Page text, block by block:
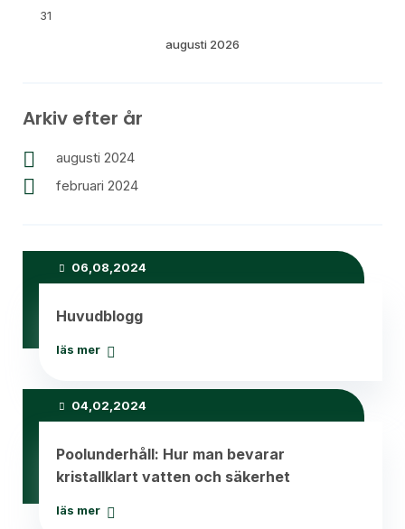
augusti 2026
31
Arkiv efter år
augusti 2024
februari 2024
Senaste inlägg
06,08,2024
Huvudblogg
läs mer
04,02,2024
Poolunderhåll: Hur man bevarar
kristallklart vatten och säkerhet
läs mer